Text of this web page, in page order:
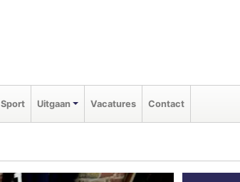
Sport Uitgaan Vacatures Contact